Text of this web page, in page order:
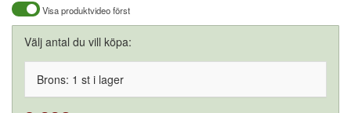
Visa produktvideo först
Välj antal du vill köpa:
Brons: 1 st i lager